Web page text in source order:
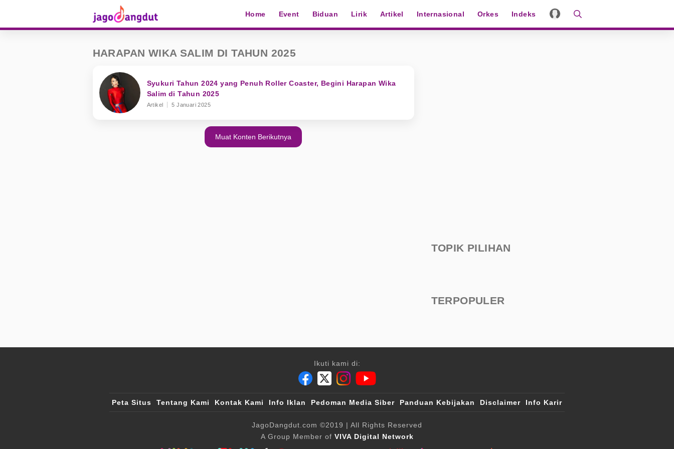
Home Event Biduan Lirik Artikel Internasional Orkes Indeks
HARAPAN WIKA SALIM DI TAHUN 2025
Syukuri Tahun 2024 yang Penuh Roller Coaster, Begini Harapan Wika
Salim di Tahun 2025
Artikel 5 Januari 2025
Muat Konten Berikutnya
TOPIK PILIHAN
TERPOPULER
Ikuti kami di:
Peta Situs Tentang Kami Kontak Kami Info Iklan Pedoman Media Siber Panduan Kebijakan Disclaimer Info Karir
JagoDangdut.com ©2019 | All Rights Reserved
A Group Member of VIVA Digital Network